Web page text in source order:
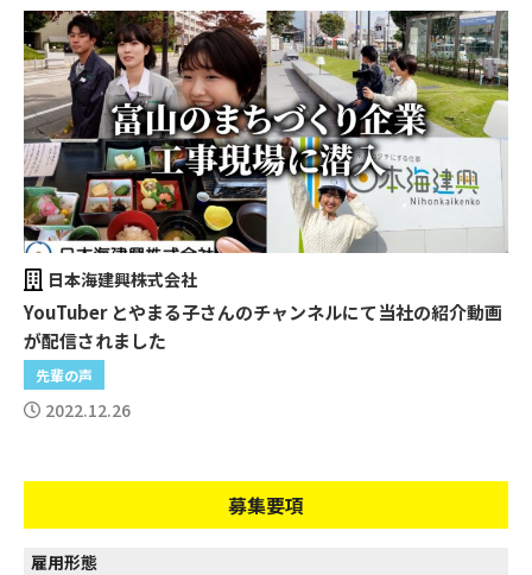
日本海建興株式会社
YouTuber とやまる子さんのチャンネルにて当社の紹介動画
が配信されました
先輩の声
2022.12.26
募集要項
雇用形態